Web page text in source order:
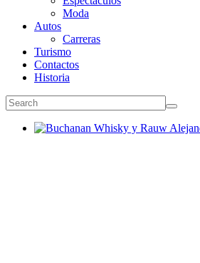
Moda
Autos
Carreras
Turismo
Contactos
Historia